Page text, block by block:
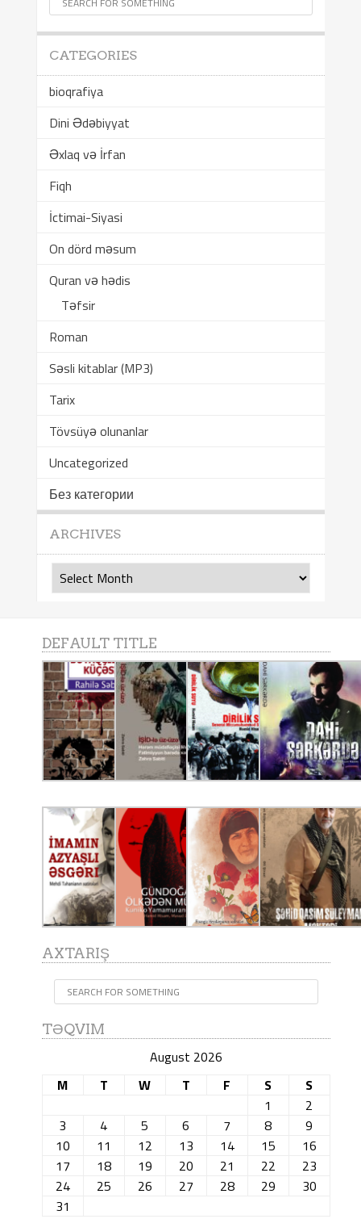
CATEGORIES
bioqrafiya
Dini Ədəbiyyat
Əxlaq və İrfan
Fiqh
İctimai-Siyasi
On dörd məsum
Quran və hədis
Təfsir
Roman
Səsli kitablar (MP3)
Tarix
Tövsüyə olunanlar
Uncategorized
Без категории
ARCHIVES
Archives
DEFAULT TITLE
AXTARIŞ
TƏQVIM
August 2026
M
T W T F S
S
1
2
3
4 5 6 7 8
9
10
11 12 13 14 15
16
17
18 19 20 21 22
23
24
25 26 27 28 29
30
31